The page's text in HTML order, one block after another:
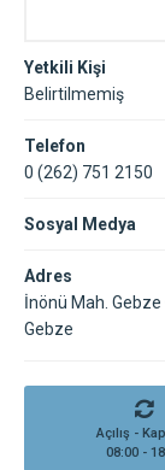
Yetkili Kişi
Belirtilmemiş
Telefon
0 (262) 751 2150
Sosyal Medya
Adres
İnönü Mah. Gebze
Gebze
Açılış -
08:00 -